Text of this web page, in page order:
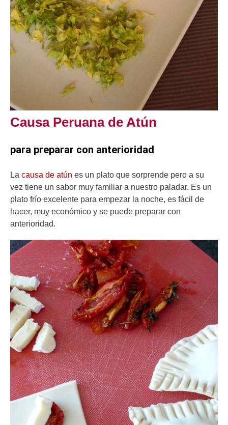
Causa Peruana de Atún
para preparar con anterioridad
La causa de atún es un plato que sorprende pero a su
vez tiene un sabor muy familiar a nuestro paladar. Es un
plato frío excelente para empezar la noche, es fácil de
hacer, muy económico y se puede preparar con
anterioridad.